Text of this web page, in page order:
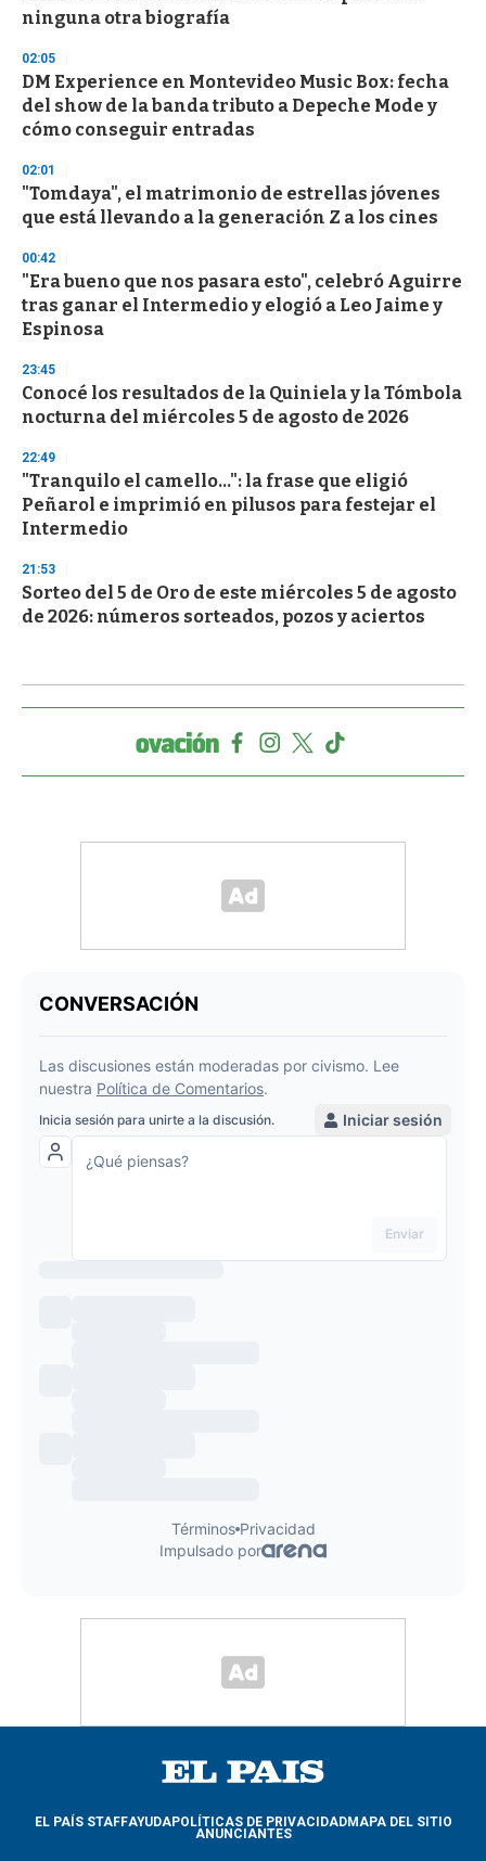
n
ninguna otra biografía
02:05
DM Experience en Montevideo Music Box: fecha
del show de la banda tributo a Depeche Mode y
cómo conseguir entradas
02:01
"Tomdaya", el matrimonio de estrellas jóvenes
que está llevando a la generación Z a los cines
00:42
"Era bueno que nos pasara esto", celebró Aguirre
tras ganar el Intermedio y elogió a Leo Jaime y
Espinosa
23:45
Conocé los resultados de la Quiniela y la Tómbola
nocturna del miércoles 5 de agosto de 2026
22:49
"Tranquilo el camello...": la frase que eligió
Peñarol e imprimió en pilusos para festejar el
Intermedio
21:53
Sorteo del 5 de Oro de este miércoles 5 de agosto
de 2026: números sorteados, pozos y aciertos
EL PAÍS STAFFAYUDAPOLÍTICAS DE PRIVACIDADMAPA DEL SITIO
ANUNCIANTES